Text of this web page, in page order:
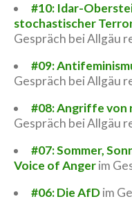
#10: Idar-
stochastischer
Gespräch bei Allgäu
#09:
Gespräch bei Allgäu
#08: Angriffe von
Gespräch bei Allgäu
#07: Sommer,
Voice of Angerim
#06: Die AfDim